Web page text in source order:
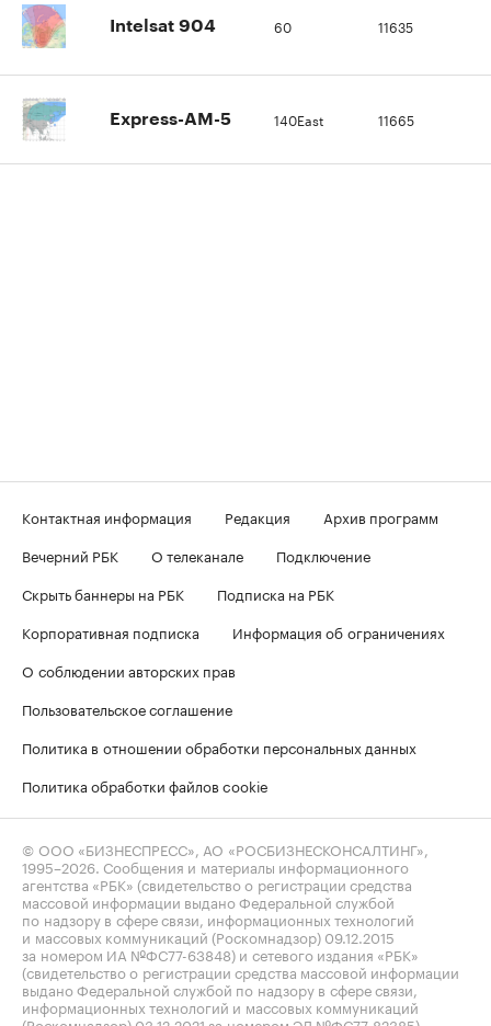
Intelsat 904 60 11635
Express-AM-5 140East 11665
Контактная информация Редакция
Архив программ
Вечерний РБК
О телеканале
Подключение
Скрыть баннеры на РБК
Подписка на РБК
Корпоративная подписка
Информация об ограничениях
О соблюдении авторских прав
Пользовательское соглашение
Политика в отношении обработки персональных данных
Политика обработки файлов cookie
© ООО «БИЗНЕСПРЕСС», АО «РОСБИЗНЕСКОНСАЛТИНГ»,
1995–2026. Сообщения и материалы информационного
агентства «РБК» (свидетельство о регистрации средства
массовой информации выдано Федеральной службой
по надзору в сфере связи, информационных технологий
и массовых коммуникаций (Роскомнадзор) 09.12.2015
за номером ИА №ФС77-63848) и сетевого издания «РБК»
(свидетельство о регистрации средства массовой информации
выдано Федеральной службой по надзору в сфере связи,
информационных технологий и массовых коммуникаций